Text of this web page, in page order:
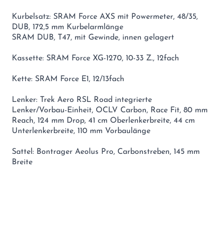
Kurbelsatz: SRAM Force AXS mit Powermeter, 48/35,
DUB, 172,5 mm Kurbelarmlänge
SRAM DUB, T47, mit Gewinde, innen gelagert
Kassette: SRAM Force XG-1270, 10-33 Z., 12fach
Kette: SRAM Force E1, 12/13fach
Lenker: Trek Aero RSL Road integrierte
Lenker/Vorbau-Einheit, OCLV Carbon, Race Fit, 80 mm
Reach, 124 mm Drop, 41 cm Oberlenkerbreite, 44 cm
Unterlenkerbreite, 110 mm Vorbaulänge
Sattel: Bontrager Aeolus Pro, Carbonstreben, 145 mm
Breite